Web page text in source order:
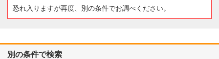
恐れ入りますが再度、別の条件でお調べください。
別の条件で検索